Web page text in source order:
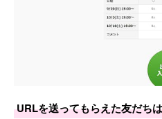
URLを送ってもらえた友だち